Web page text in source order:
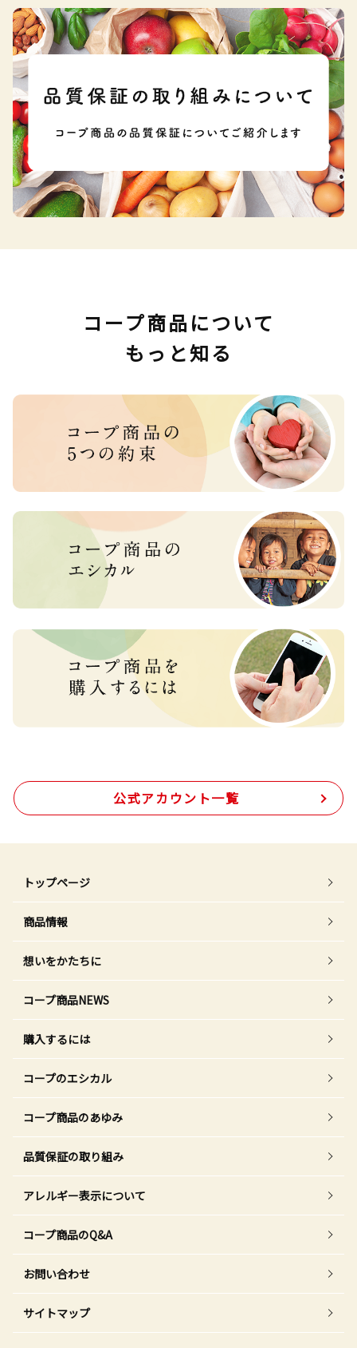
コープ商品について
もっと知る
公式アカウント一覧
トップページ
商品情報
想いをかたちに
コープ商品NEWS
購入するには
コープのエシカル
コープ商品のあゆみ
品質保証の取り組み
アレルギー表示について
コープ商品のQ&A
お問い合わせ
サイトマップ